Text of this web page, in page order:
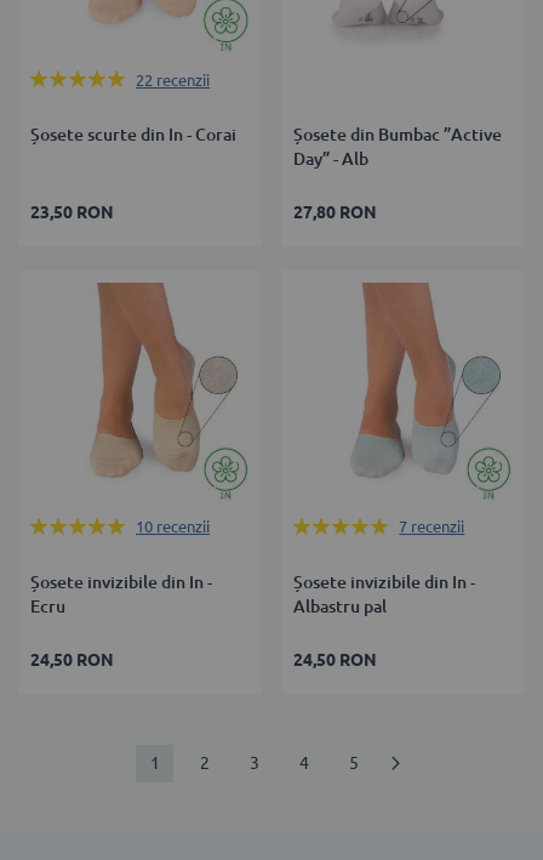
Rating:
22 recenzii
Șosete scurte din In - Corai
23,50 RON
Șosete din Bumbac ”Active
Day” - Alb
27,80 RON
Rating:
10 recenzii
Șosete invizibile din In -
Ecru
24,50 RON
Rating:
7 recenzii
Șosete invizibile din In -
Albastru pal
24,50 RON
Pagină
în1 Pagină
2 Pagină
3 Pagină
4 Pagină
5